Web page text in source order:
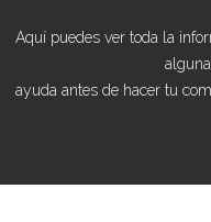
Aquí puedes ver toda la
ayuda antes de hacer tu